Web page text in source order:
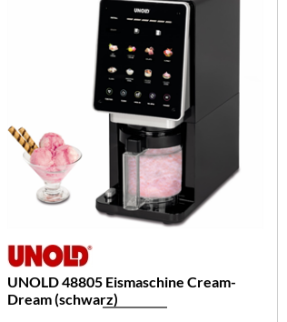
UNOLD 48805 Eismaschine Cream-
Dream (schwarz)